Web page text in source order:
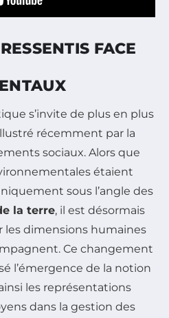
FACE
s’invite de plus en plus
récemment par la
sociaux. Alors que
étaient
sous l’angle des
la terre, il est désormais
les dimensions humaines
Ce changement
l’émergence de la notion
les représentations
dans la gestion des